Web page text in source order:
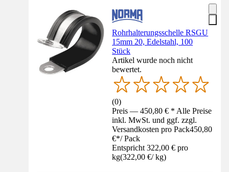
Rohrhalterungsschelle RSGU
15mm 20, Edelstahl, 100
Stück
Artikel wurde noch nicht
bewertet.
(0)
Preis — 450,80 € * Alle Preise
inkl. MwSt. und ggf. zzgl.
Versandkosten pro Pack450,80
€*/ Pack
Entspricht 322,00 € pro
kg(322,00 €/ kg)